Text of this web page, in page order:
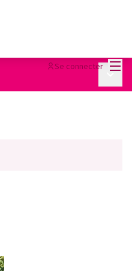
Se connecter